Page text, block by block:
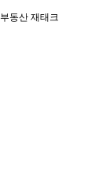
부동산 재태크